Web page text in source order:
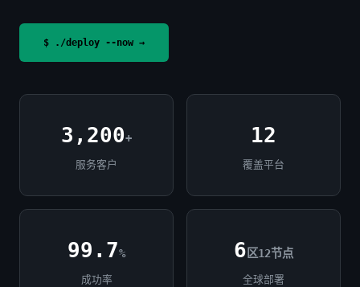
$ ./deploy --now →
3,200+
服务客户
12
覆盖平台
99.7%
成功率
6 区12节点
全球部署